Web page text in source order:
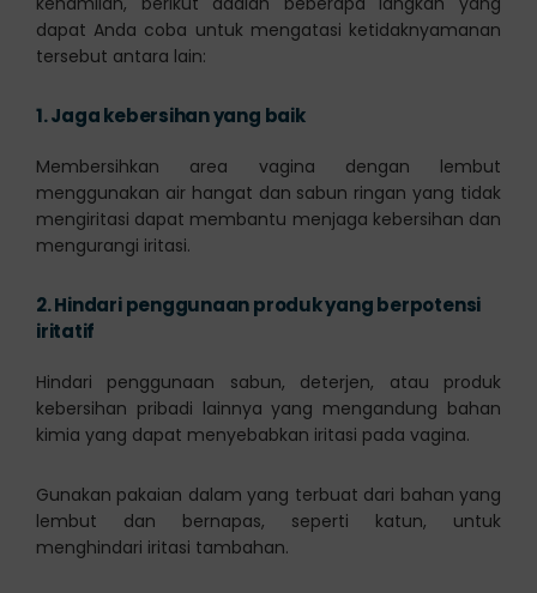
dapat Anda coba untuk mengatasi ketidaknyamanan
tersebut antara lain:
1.Jaga kebersihan yang baik
Membersihkan area vagina dengan lembut
menggunakan air hangat dan sabun ringan yang tidak
mengiritasi dapat membantu menjaga kebersihan dan
mengurangi iritasi.
2.Hindari penggunaan produk yang berpotensi
iritatif
Hindari penggunaan sabun, deterjen, atau produk
kebersihan pribadi lainnya yang mengandung bahan
kimia yang dapat menyebabkan iritasi pada vagina.
Gunakan pakaian dalam yang terbuat dari bahan yang
lembut dan bernapas, seperti katun, untuk
menghindari iritasi tambahan.